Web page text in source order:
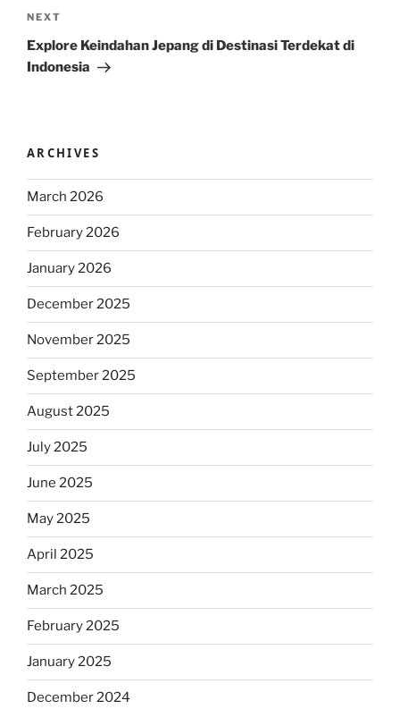
Next
Post
NEXT
Explore Keindahan Jepang di Destinasi Terdekat di
Indonesia
ARCHIVES
March 2026
February 2026
January 2026
December 2025
November 2025
September 2025
August 2025
July 2025
June 2025
May 2025
April 2025
March 2025
February 2025
January 2025
December 2024